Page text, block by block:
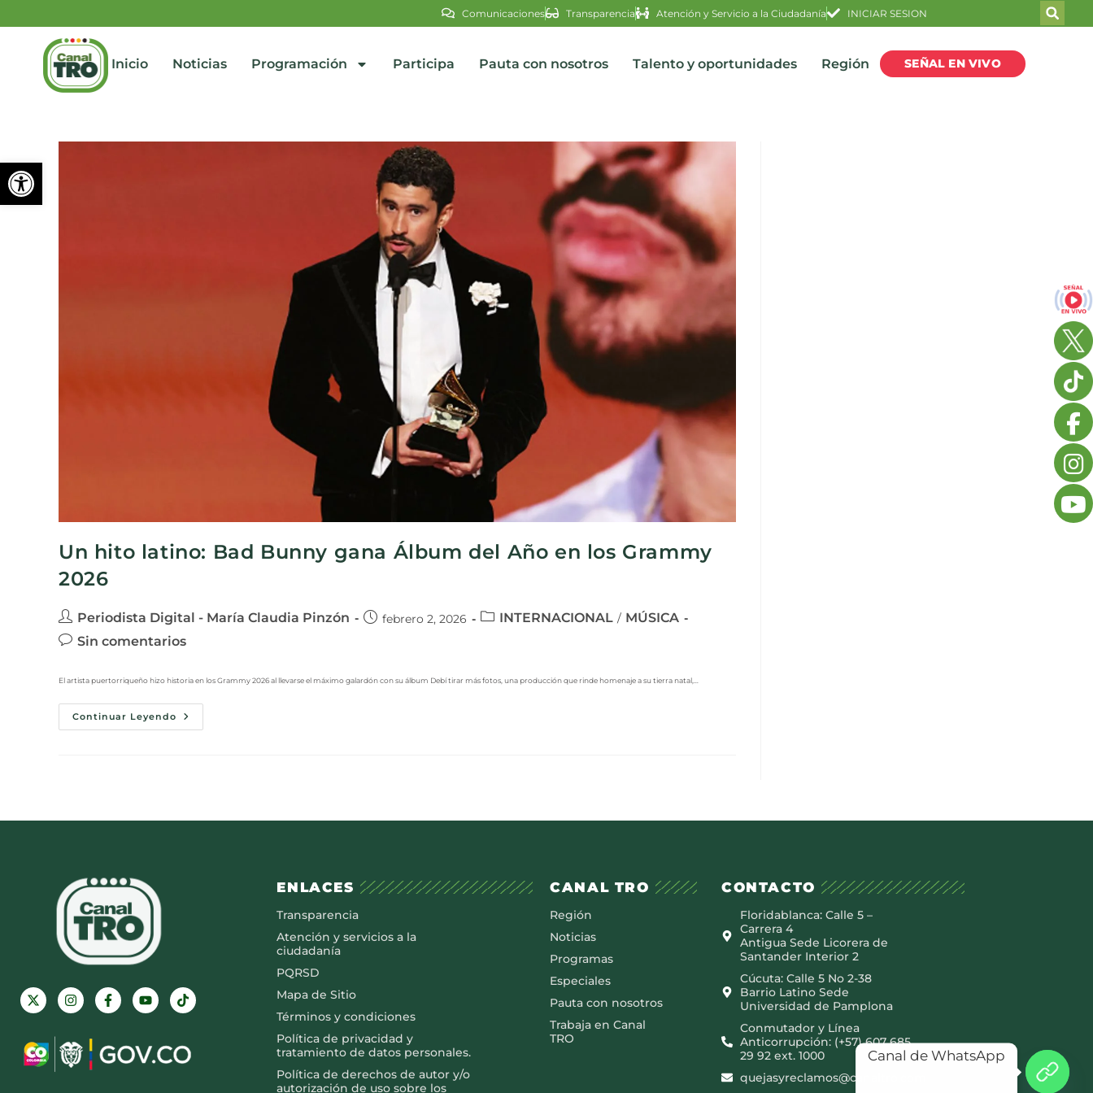
Abrir barra de herramientas
Comunicaciones Transparencia Atención y Servicio a la Ciudadanía INICIAR SESION
Inicio Noticias Programación Participa Pauta con nosotros Talento y oportunidades Región SEÑAL EN VIVO
Un hito latino: Bad Bunny gana Álbum del Año en los Grammy
2026
Periodista Digital - María Claudia Pinzón febrero 2, 2026 INTERNACIONAL / MÚSICA
Sin comentarios
El artista puertorriqueño hizo historia en los Grammy 2026 al llevarse el máximo galardón con su álbum Debí tirar más fotos, una producción que rinde homenaje a su tierra natal,…
Continuar Leyendo
ENLACES
Transparencia
Atención y servicios a la
ciudadanía
PQRSD
Mapa de Sitio
Términos y condiciones
Política de privacidad y
tratamiento de datos personales.
Política de derechos de autor y/o
autorización de uso sobre los
CANAL TRO
Región
Noticias
Programas
Especiales
Pauta con nosotros
Trabaja en Canal
TRO
CONTACTO
Floridablanca: Calle 5 –
Carrera 4
Antigua Sede Licorera de
Santander Interior 2
Cúcuta: Calle 5 No 2-38
Barrio Latino Sede
Universidad de Pamplona
Conmutador y Línea
Anticorrupción: (+57) 607 685
29 92 ext. 1000
quejasyreclamos@canaltro.com
Canal de WhatsApp